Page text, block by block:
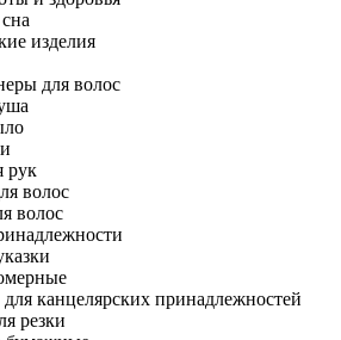
изделия
для волос
рук
волос
волос
канцелярских принадлежностей
резки